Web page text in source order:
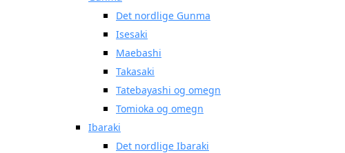
Det nordlige Gunma
Isesaki
Maebashi
Takasaki
Tatebayashi og omegn
Tomioka og omegn
Ibaraki
Det nordlige Ibaraki